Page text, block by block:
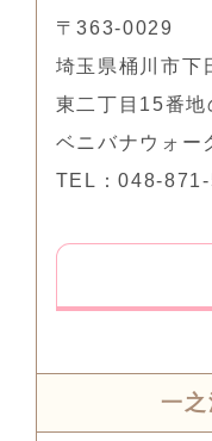
〒363-0029
埼玉県桶川市下
東二丁目15番地
ベニバナウォー
TEL：048-
一